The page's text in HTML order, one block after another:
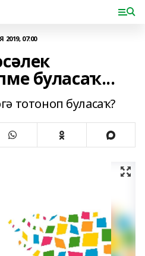
2019, 07:00
буласаҡ...
тотоноп буласаҡ?